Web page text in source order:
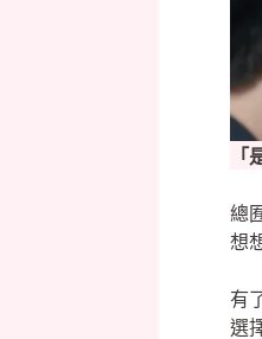
總
想
有
選